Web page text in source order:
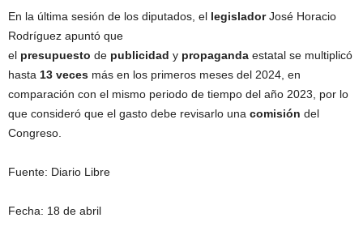
En la última sesión de los diputados, el legisladorJosé Horacio
Rodríguez apuntó que
el presupuesto de publicidad y propaganda estatal se multiplicó
hasta 13 veces más en los primeros meses del 2024, en
comparación con el mismo periodo de tiempo del año 2023, por lo
que consideró que el gasto debe revisarlo una comisión del
Congreso.
Fuente: Diario Libre
Fecha: 18 de abril